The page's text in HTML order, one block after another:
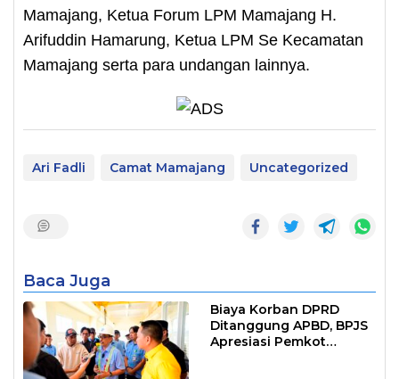
Mamajang, Ketua Forum LPM Mamajang H.
Arifuddin Hamarung, Ketua LPM Se Kecamatan
Mamajang serta para undangan lainnya.
Ari Fadli Camat Mamajang Uncategorized
Baca Juga
Biaya Korban DPRD
Ditanggung APBD, BPJS
Apresiasi Pemkot